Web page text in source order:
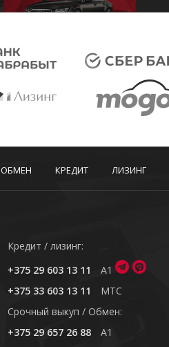
ОБМЕН КРЕДИТ ЛИЗИНГ
Кредит / лизинг:
+375 29 603 13 11
A1
+375 33 603 13 11
MTC
Cрочный выкуп / Обмен:
+375 29 657 26 88
A1